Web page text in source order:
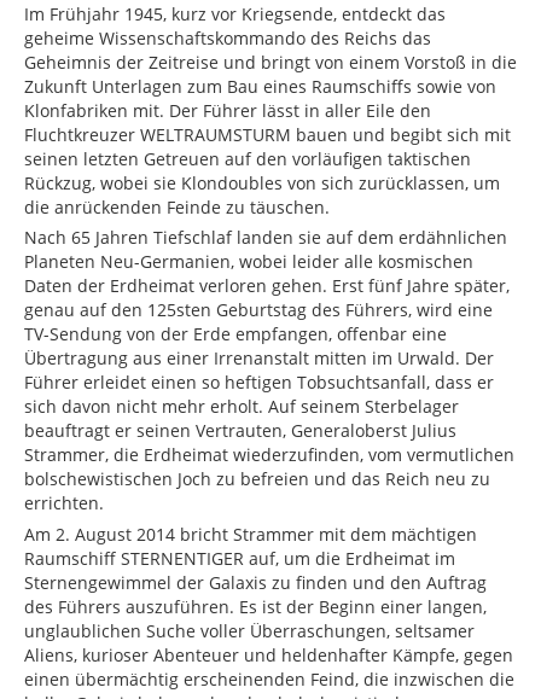
Im Frühjahr 1945, kurz vor Kriegsende, entdeckt das
geheime Wissenschaftskommando des Reichs das
Geheimnis der Zeitreise und bringt von einem Vorstoß in die
Zukunft Unterlagen zum Bau eines Raumschiffs sowie von
Klonfabriken mit. Der Führer lässt in aller Eile den
Fluchtkreuzer WELTRAUMSTURM bauen und begibt sich mit
seinen letzten Getreuen auf den vorläufigen taktischen
Rückzug, wobei sie Klondoubles von sich zurücklassen, um
die anrückenden Feinde zu täuschen.
Nach 65 Jahren Tiefschlaf landen sie auf dem erdähnlichen
Planeten Neu-Germanien, wobei leider alle kosmischen
Daten der Erdheimat verloren gehen. Erst fünf Jahre später,
genau auf den 125sten Geburtstag des Führers, wird eine
TV-Sendung von der Erde empfangen, offenbar eine
Übertragung aus einer Irrenanstalt mitten im Urwald. Der
Führer erleidet einen so heftigen Tobsuchtsanfall, dass er
sich davon nicht mehr erholt. Auf seinem Sterbelager
beauftragt er seinen Vertrauten, Generaloberst Julius
Strammer, die Erdheimat wiederzufinden, vom vermutlichen
bolschewistischen Joch zu befreien und das Reich neu zu
errichten.
Am 2. August 2014 bricht Strammer mit dem mächtigen
Raumschiff STERNENTIGER auf, um die Erdheimat im
Sternengewimmel der Galaxis zu finden und den Auftrag
des Führers auszuführen. Es ist der Beginn einer langen,
unglaublichen Suche voller Überraschungen, seltsamer
Aliens, kurioser Abenteuer und heldenhafter Kämpfe, gegen
einen übermächtig erscheinenden Feind, die inzwischen die